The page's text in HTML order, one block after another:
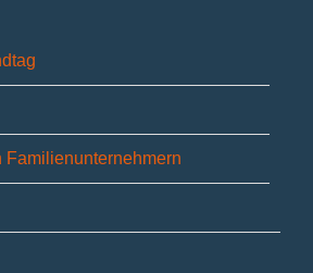
Familienunternehmern